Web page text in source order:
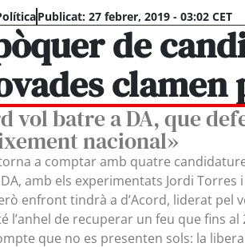
Publicat: 27 febrer, 2019 - 03:02 CET
de
clamen
vol batre a DA, que
nacional»
a comptar amb quatre
amb els experimentats Jordi Torres
enfront tindrà a d’Acord, liderat pel
l’anhel de recuperar un feu que fins
que no es presenten sols: la